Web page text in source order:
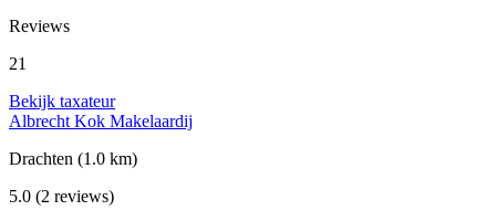
Reviews
21
Bekijk taxateur
Albrecht Kok Makelaardij
Drachten (1.0 km)
5.0 (2 reviews)